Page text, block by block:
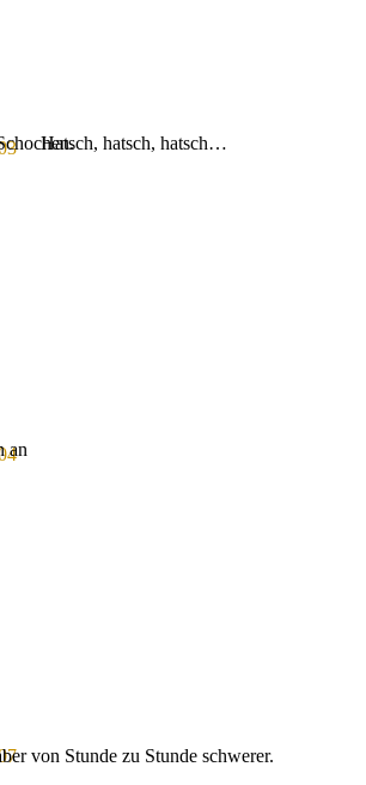
an
von Stunde zu Stunde schwerer.
Hatsch, hatsch, hatsch…